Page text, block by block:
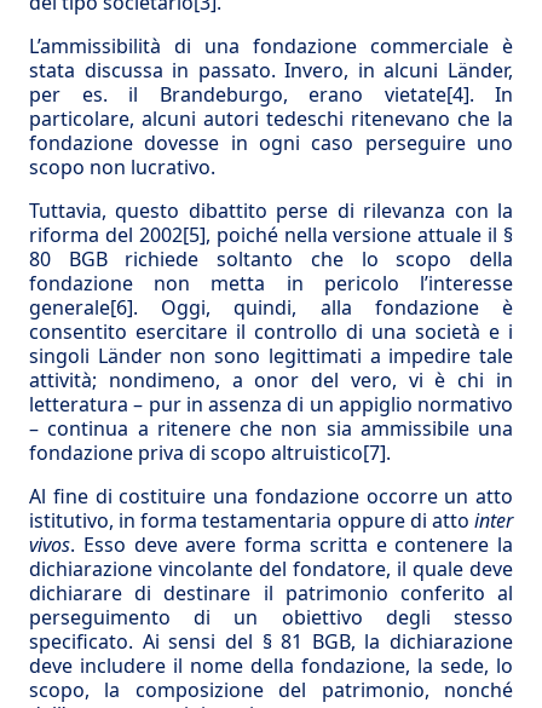
L’ammissibilità di una fondazione commerciale è
stata discussa in passato. Invero, in alcuni Länder,
per es. il Brandeburgo, erano vietate[4]. In
particolare, alcuni autori tedeschi ritenevano che la
fondazione dovesse in ogni caso perseguire uno
scopo non lucrativo.
Tuttavia, questo dibattito perse di rilevanza con la
riforma del 2002[5], poiché nella versione attuale il §
80 BGB richiede soltanto che lo scopo della
fondazione non metta in pericolo l’interesse
generale[6]. Oggi, quindi, alla fondazione è
consentito esercitare il controllo di una società e i
singoli Länder non sono legittimati a impedire tale
attività; nondimeno, a onor del vero, vi è chi in
letteratura – pur in assenza di un appiglio normativo
– continua a ritenere che non sia ammissibile una
fondazione priva di scopo altruistico[7].
Al fine di costituire una fondazione occorre un atto
istitutivo, in forma testamentaria oppure di atto inter
vivos. Esso deve avere forma scritta e contenere la
dichiarazione vincolante del fondatore, il quale deve
dichiarare di destinare il patrimonio conferito al
perseguimento di un obiettivo degli stesso
specificato. Ai sensi del § 81 BGB, la dichiarazione
deve includere il nome della fondazione, la sede, lo
scopo, la composizione del patrimonio, nonché